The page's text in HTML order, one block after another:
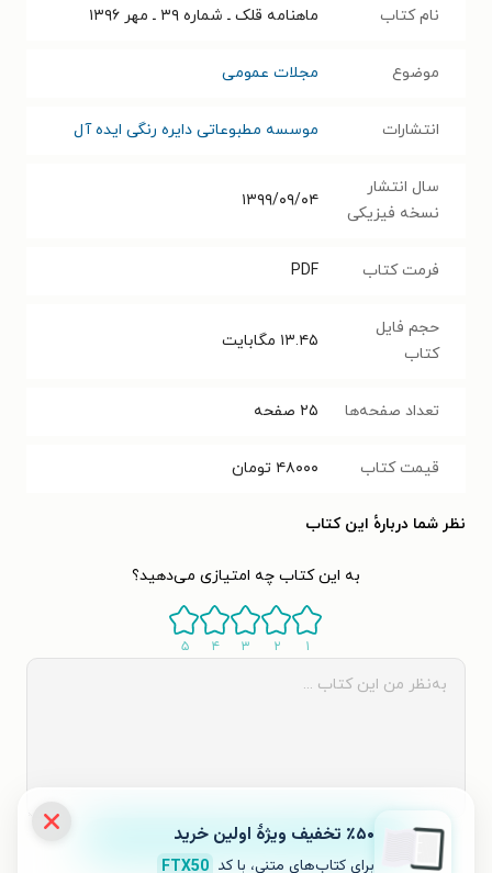
نام کتاب ماهنامه قلک ـ شماره ۳۹ ـ مهر ۱۳۹۶
موضوع مجلات عمومی
انتشارات موسسه مطبوعاتی دایره رنگی ایده آل
سال انتشار
نسخه فیزیکی
۱۳۹۹/۰۹/۰۴
فرمت کتاب PDF
حجم فایل
کتاب
۱۳.۴۵ مگابایت
تعداد صفحه‌ها ۲۵ صفحه
قیمت کتاب ۴۸۰۰۰ تومان
نظر شما دربارهٔ این کتاب
به این کتاب چه امتیازی می‌دهید؟
۱ ۲ ۳ ۴ ۵
ثبت نظر ٪۵۰ تخفیف ویژۀ اولین خرید
برای کتاب‌های متنی، با کد FTX50